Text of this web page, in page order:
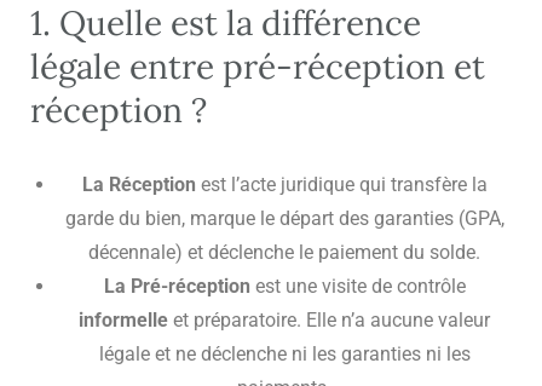
1. Quelle est la différence
légale entre pré-réception et
réception ?
La Réception est l’acte juridique qui transfère la
garde du bien, marque le départ des garanties (GPA,
décennale) et déclenche le paiement du solde.
La Pré-réception est une visite de contrôle
informelle et préparatoire. Elle n’a aucune valeur
légale et ne déclenche ni les garanties ni les